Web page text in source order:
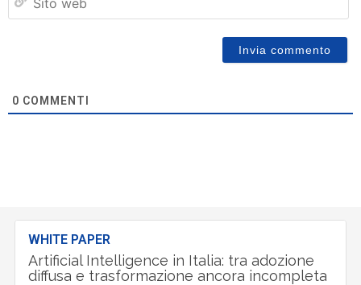
0 COMMENTI
WHITE PAPER
Artificial Intelligence in Italia: tra adozione
diffusa e trasformazione ancora incompleta